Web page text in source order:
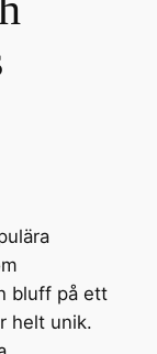
bluff på ett
helt unik.